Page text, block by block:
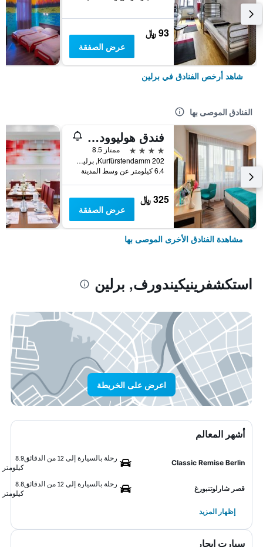
93 ﷼
عرض الصفقة
شاهد أرخص الفنادق في برلين
الفنادق الموصى بها
فندق هوليوود ميديا أم كورفورستيندام
4 نجوم
ممتاز 8.5
Kurfürstendamm 202, برلين, ألمانيا
6.4 كيلومتر عن وسط المدينة
325 ﷼
عرض الصفقة
مشاهدة الفنادق الأخرى الموصى بها
استكشفرينيكيندورف, برلين
اعرض على الخريطة
أشهر المعالم
Classic Remise Berlin
رحلة بالسيارة إلى 12 من الدقائق
8.9
كيلومتر
قصر شارلوتنبورغ
رحلة بالسيارة إلى 12 من الدقائق
8.8
كيلومتر
إظهار المزيد
سيارت ايجار